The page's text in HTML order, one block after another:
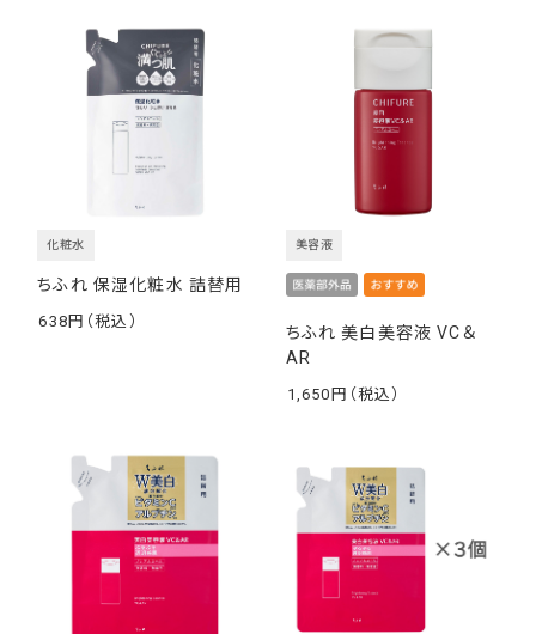
ちふれ 保湿化粧水 詰替用
化粧水
638
ちふれ 美白美容液 VC＆
AR
美容液
1,650